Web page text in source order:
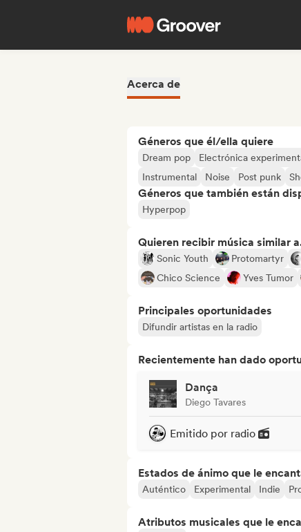
Acerca de
Géneros que él/ella quiere
Dream pop Electrónica
Instrumental
Noise Post punk
Géneros que también están
Hyperpop
Quieren recibir música similar
Sonic Youth Protomartyr
Chico Science
Yves Tumor
Principales oportunidades
Difundir artistas en la radio
Recientemente han dado
Dança
Diego Tavares
Emitido por radio
Estados de ánimo que le
Auténtico Experimental Indie
Atributos musicales que le